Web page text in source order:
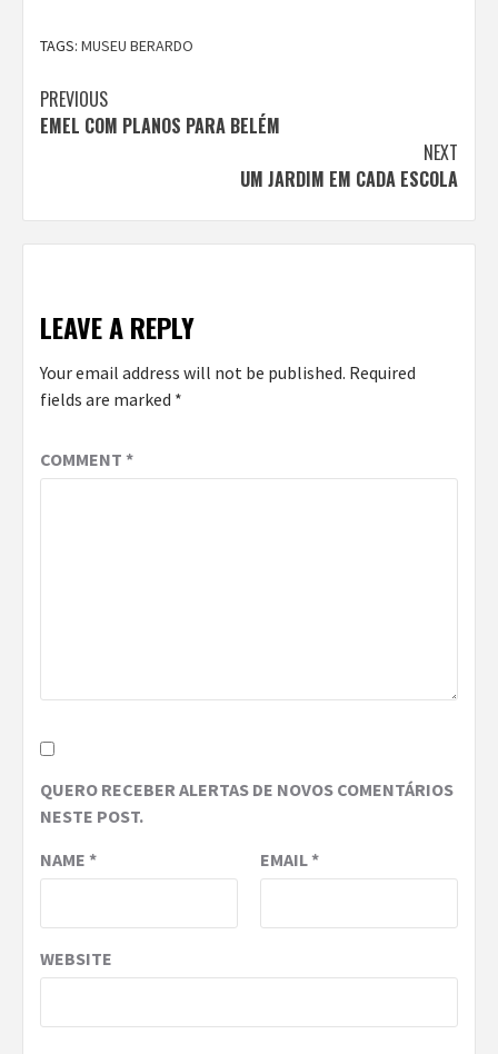
TAGS: MUSEU BERARDO
Continue
Reading
PREVIOUS
EMEL COM PLANOS PARA BELÉM
NEXT
UM JARDIM EM CADA ESCOLA
LEAVE A REPLY
Your email address will not be published. Required
fields are marked *
COMMENT *
QUERO RECEBER ALERTAS DE NOVOS COMENTÁRIOS
NESTE POST.
NAME * EMAIL*
WEBSITE